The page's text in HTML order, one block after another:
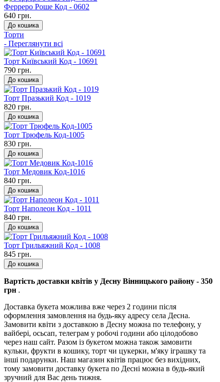
Ферреро Роше Код - 0602
640 грн.
До кошика
Торти
- Переглянути всі
Торт Київський Код - 10691
790 грн.
До кошика
Торт Празький Код - 1019
820 грн.
До кошика
Торт Трюфель Код-1005
830 грн.
До кошика
Торт Медовик Код-1016
840 грн.
До кошика
Торт Наполеон Код - 1011
840 грн.
До кошика
Торт Грильяжний Код - 1008
845 грн.
До кошика
Вартість доставки квітів у Десну Вінницького району - 350
грн .
Доставка букета можлива вже через 2 години після
оформлення замовлення на будь-яку адресу села Десна.
Замовити квіти з доставкою в Десну можна по телефону, у
вайбері, осьсап, телеграм у робочі години або цілодобово
через наш сайт. Разом із букетом можна також замовити
кульки, фрукти в кошику, торт чи цукерки, м'яку іграшку та
інші подарунки. Наш магазин квітів працює без вихідних,
тому замовити доставку букета по Десні можна в будь-який
зручний для Вас день тижня.